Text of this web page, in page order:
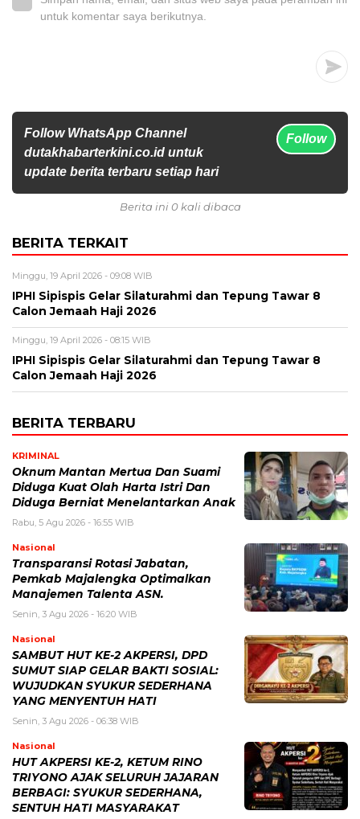
untuk komentar saya berikutnya.
Follow WhatsApp Channel
dutakhabarterkini.co.id untuk
update berita terbaru setiap hari
Follow
Berita ini 0 kali dibaca
BERITA TERKAIT
Minggu, 19 April 2026 - 09:08 WIB
IPHI Sipispis Gelar Silaturahmi dan Tepung Tawar 8
Calon Jemaah Haji 2026
Minggu, 19 April 2026 - 08:15 WIB
IPHI Sipispis Gelar Silaturahmi dan Tepung Tawar 8
Calon Jemaah Haji 2026
BERITA TERBARU
KRIMINAL
Oknum Mantan Mertua Dan Suami
Diduga Kuat Olah Harta Istri Dan
Diduga Berniat Menelantarkan Anak
Rabu, 5 Agu 2026 - 16:55 WIB
Nasional
Transparansi Rotasi Jabatan,
Pemkab Majalengka Optimalkan
Manajemen Talenta ASN.
Senin, 3 Agu 2026 - 16:20 WIB
Nasional
SAMBUT HUT KE-2 AKPERSI, DPD
SUMUT SIAP GELAR BAKTI SOSIAL:
WUJUDKAN SYUKUR SEDERHANA
YANG MENYENTUH HATI
Senin, 3 Agu 2026 - 06:38 WIB
Nasional
HUT AKPERSI KE-2, KETUM RINO
TRIYONO AJAK SELURUH JAJARAN
BERBAGI: SYUKUR SEDERHANA,
SENTUH HATI MASYARAKAT